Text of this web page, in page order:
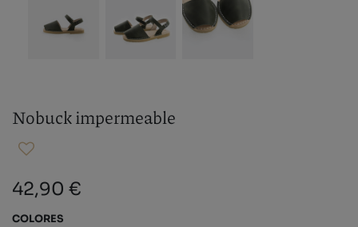
Nobuck impermeable
42,90 €
COLORES